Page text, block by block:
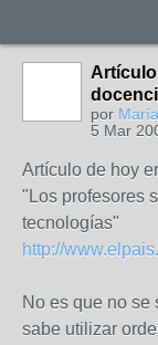
Artículo
por María
5 Mar
Artículo de hoy
"Los profesores
tecnologías"
http://
No es que no se
sabe utilizar